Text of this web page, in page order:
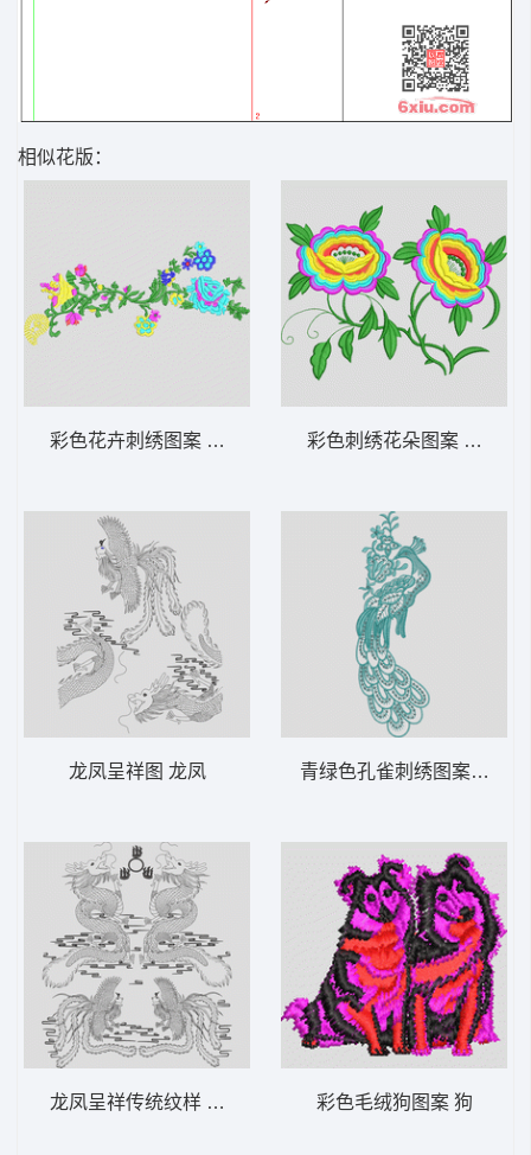
相似花版：
彩色花卉刺绣图案 靓花
龙凤呈祥图 龙凤
龙凤呈祥传统纹样 龙凤
彩色刺绣花朵图案 靓花
青绿色孔雀刺绣图案 孔雀
彩色毛绒狗图案 狗